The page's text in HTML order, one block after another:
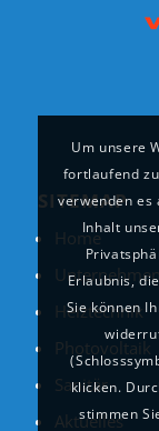
SITEMAP
Home
Unternehmen
Heiztechnik
Photovoltaik
Sanitär
Aktuelles
Um unsere
fortlaufend
verwenden es
Inhalt
Erlaubnis,
Sie können
klicken.
stimmen